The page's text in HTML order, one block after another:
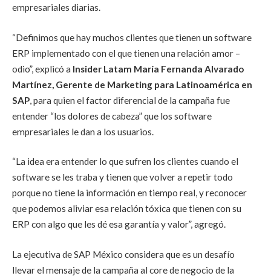
empresariales diarias.
“Definimos que hay muchos clientes que tienen un software
ERP implementado con el que tienen una relación amor –
odio”, explicó a Insider Latam María Fernanda Alvarado
Martínez, Gerente de Marketing para Latinoamérica en
SAP , para quien el factor diferencial de la campaña fue
entender “los dolores de cabeza” que los software
empresariales le dan a los usuarios.
“La idea era entender lo que sufren los clientes cuando el
software se les traba y tienen que volver a repetir todo
porque no tiene la información en tiempo real, y reconocer
que podemos aliviar esa relación tóxica que tienen con su
ERP con algo que les dé esa garantía y valor”, agregó.
La ejecutiva de SAP México considera que es un desafío
llevar el mensaje de la campaña al core de negocio de la